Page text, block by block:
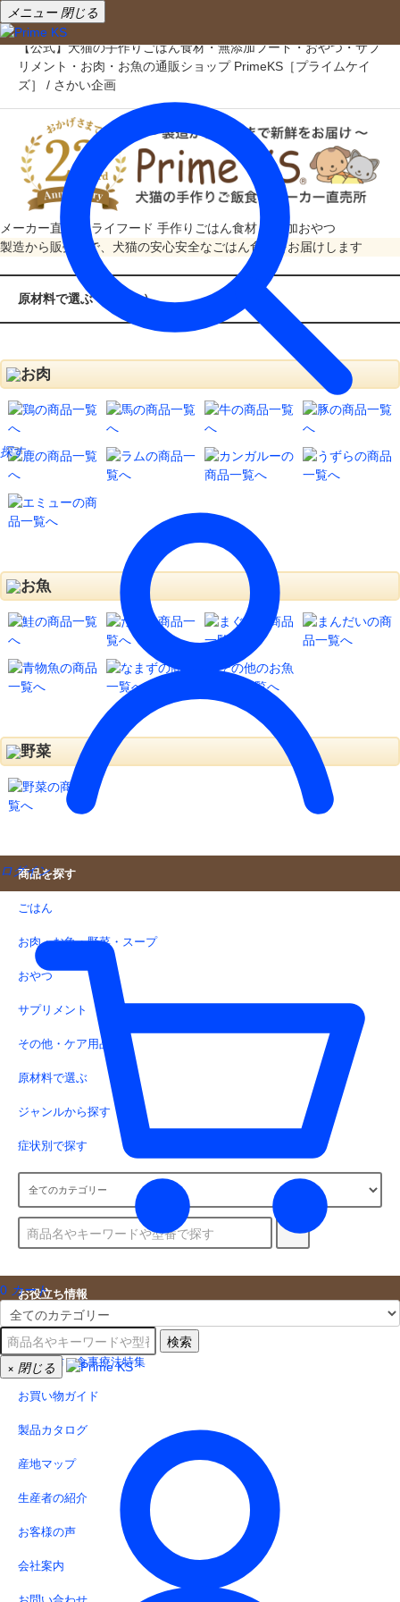
メニュー 閉じる
探す
ログイン
0 カート
検索
× 閉じる
【公式】犬猫の手作りごはん食材・無添加フード・おやつ・サプ
リメント・お肉・お魚の通販ショップ PrimeKS［プライムケイ
ズ］ / さかい企画
メーカー直売 ドライフード 手作りごはん食材
無添加おやつ
製造から販売まで、犬猫の安心安全なごはん食材をお届けします
原材料で選ぶ（おやつ）
お肉
お魚
野菜
商品を探す
ごはん
お肉・お魚・野菜・スープ
おやつ
サプリメント
その他・ケア用品
原材料で選ぶ
ジャンルから探す
症状別で探す
お役立ち情報
キャンペーン情報
病気予防・食事療法特集
お買い物ガイド
製品カタログ
産地マップ
生産者の紹介
お客様の声
会社案内